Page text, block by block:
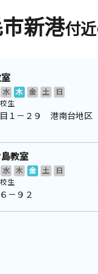
新港付
水 木 金 土
日
生
１－２９ 港南台地区
教室
水 木 金 土
日
生
－９２